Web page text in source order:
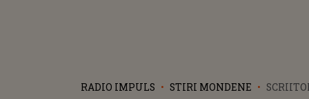
RADIO IMPULS STIRI MONDENE